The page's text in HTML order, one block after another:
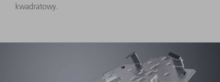
kwadratowy.